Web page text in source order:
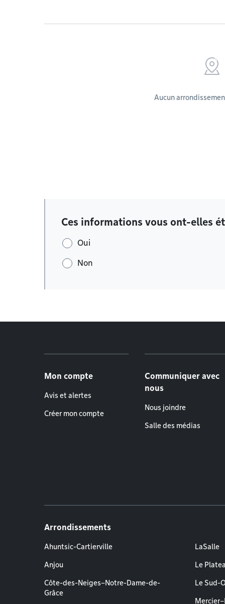
Aucun
Ces informations vous ont-elles
Oui
Non
Mon compte
Avis et alertes
Créer mon compte
Communiquer avec
nous
Nous joindre
Salle des médias
Arrondissements
Ahuntsic-Cartierville
Anjou
Côte-des-Neiges–Notre-Dame-de-
Grâce
LaSalle
Le
Le Sud-